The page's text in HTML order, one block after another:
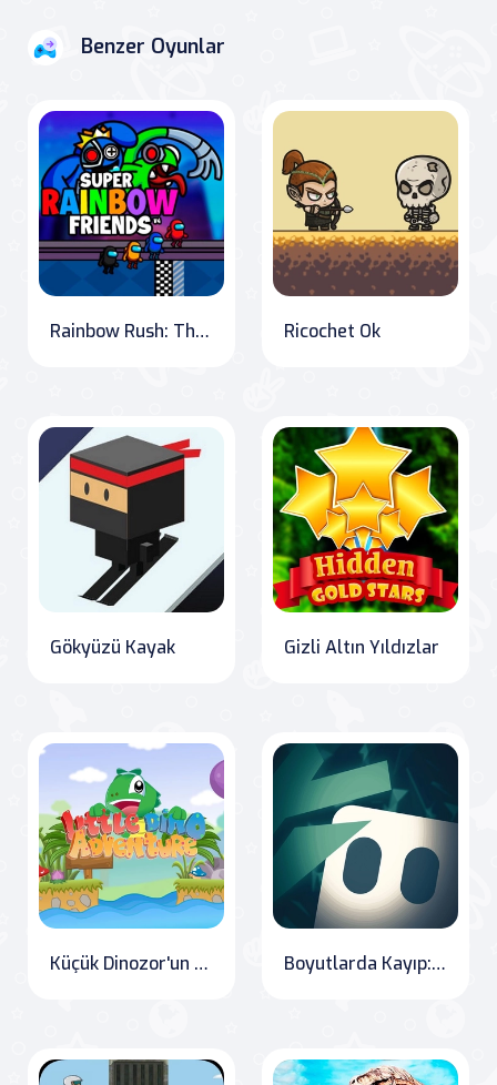
Benzer Oyunlar
Rainbow Rush: The Ultimate Race! Ricochet Ok
Gökyüzü Kayak Gizli Altın Yıldızlar
Küçük Dinozor'un Macerası Boyutlarda Kayıp: Başlangıç